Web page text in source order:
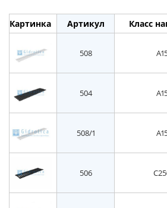
Картинка Артикул Класс
508
504
508/1
506